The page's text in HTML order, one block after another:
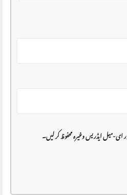
ای-میل ایڈریس وغیرہ محفوظ کر لیں۔